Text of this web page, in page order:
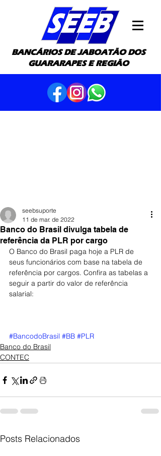
BANCÁRIOS DE JABOATÃO DOS
GUARARAPES E REGIÃO
Banco do Brasil divulga tabela de
referência da PLR por cargo
seebsuporte
11 de mar. de 2022
O Banco do Brasil paga hoje a PLR de
seus funcionários com base na tabela de
referência por cargos. Confira as tabelas a
seguir a partir do valor de referência
salarial:
#BancodoBrasil #BB #PLR
Banco do Brasil
CONTEC
Posts Relacionados